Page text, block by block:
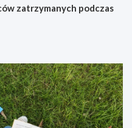
zatrzymanych podczas